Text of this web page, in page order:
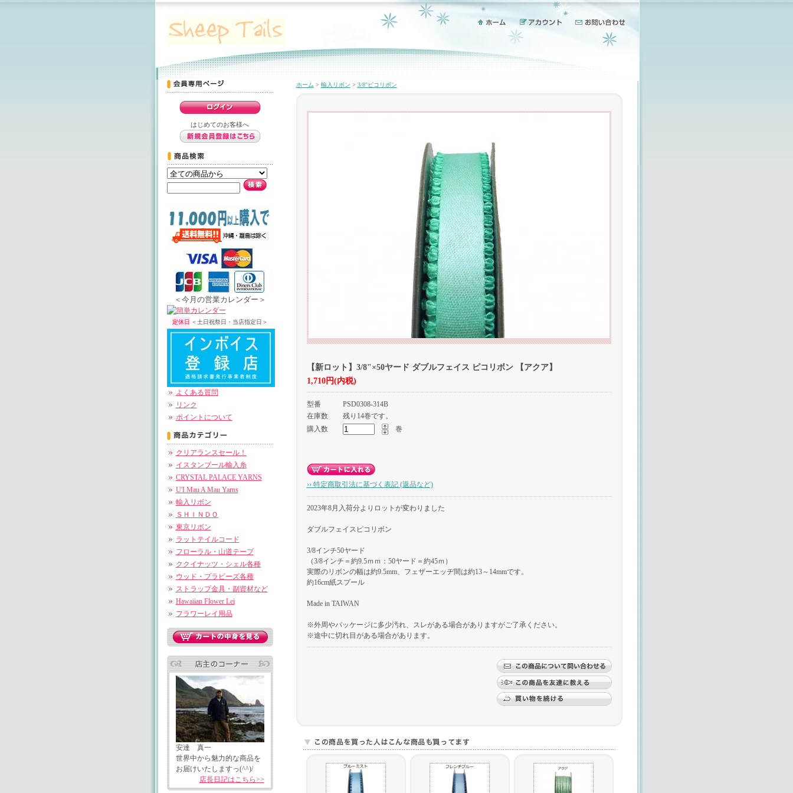
はじめてのお客様へ
＜今月の営業カレンダー＞
定休日 ＜土日祝祭日・当店指定日＞
よくある質問
リンク
ポイントについて
クリアランスセール！
イスタンブール輸入糸
CRYSTAL PALACE YARNS
U'I Mau A Mau Yarns
輸入リボン
ＳＨＩＮＤＯ
東京リボン
ラットテイルコード
フローラル・山道テープ
ククイナッツ・シェル各種
ウッド・プラビーズ各種
ストラップ金具・副資材など
Hawaiian Flower Lei
フラワーレイ用品
安達 真一
世界中から魅力的な商品を
お届けいたしますっ(^^)/
店長日記はこちら>>
ホーム > 輸入リボン > 3/8"ピコリボン
【新ロット】3/8"×50ヤード ダブルフェイス ピコリボン 【アクア】
1,710円(内税)
型番
PSD0308-314B
在庫数
残り14巻です。
購入数
巻
›› 特定商取引法に基づく表記 (返品など)
2023年8月入荷分よりロットが変わりました
ダブルフェイスピコリボン
3/8インチ50ヤード
（3/8インチ＝約9.5ｍｍ：50ヤード＝約45ｍ）
実際のリボンの幅は約9.5mm、フェザーエッヂ間は約13～14mmです。
約16cm紙スプール
Made in TAIWAN
※外周やパッケージに多少汚れ、スレがある場合がありますがご了承ください。
※途中に切れ目がある場合があります。